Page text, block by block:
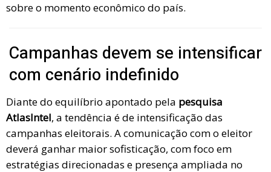
sobre o momento econômico do país.
Campanhas devem se intensificar
com cenário indefinido
Diante do equilíbrio apontado pela pesquisa
AtlasIntel, a tendência é de intensificação das
campanhas eleitorais. A comunicação com o eleitor
deverá ganhar maior sofisticação, com foco em
estratégias direcionadas e presença ampliada no